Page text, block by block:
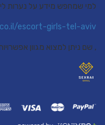
למי שמחפש מידע על נערות
escort-girls-tel-aviv
, שם ניתן למצוא מגוון